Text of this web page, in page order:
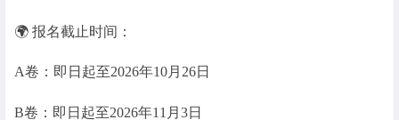
🌍 报名截止时间：
A卷：即日起至2026年10月26日
B卷：即日起至2026年11月3日